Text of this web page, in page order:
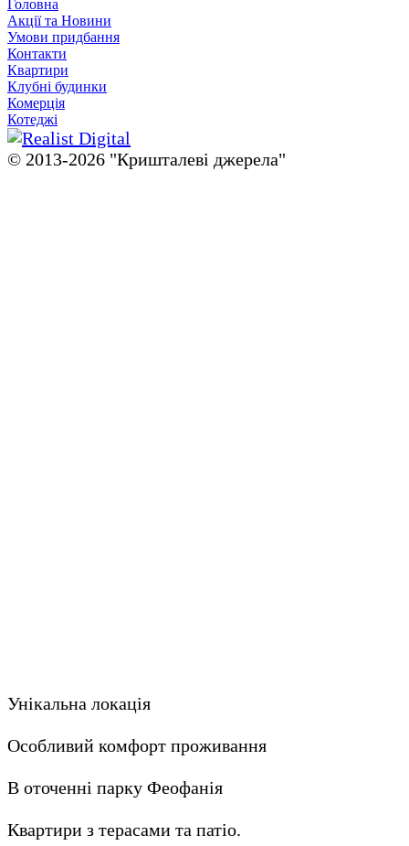
Головна
Акції та Новини
Умови придбання
Контакти
Квартири
Клубні будинки
Комерція
Котеджі
© 2013-2026 "Кришталевi джерела"
Унікальна локація
Особливий комфорт проживання
В оточенні парку Феофанія
Квартири з терасами та патіо.